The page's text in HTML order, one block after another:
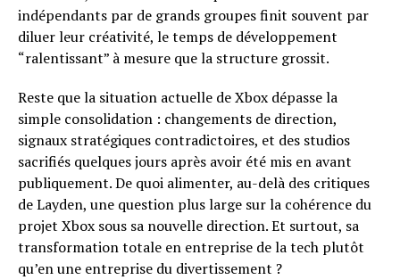
indépendants par de grands groupes finit souvent par
diluer leur créativité, le temps de développement
“ralentissant” à mesure que la structure grossit.
Reste que la situation actuelle de Xbox dépasse la
simple consolidation : changements de direction,
signaux stratégiques contradictoires, et des studios
sacrifiés quelques jours après avoir été mis en avant
publiquement. De quoi alimenter, au-delà des critiques
de Layden, une question plus large sur la cohérence du
projet Xbox sous sa nouvelle direction. Et surtout, sa
transformation totale en entreprise de la tech plutôt
qu’en une entreprise du divertissement ?